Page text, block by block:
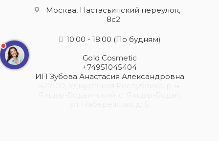
Москва, Настасьинский переулок,
8с2
10:00 - 18:00 (По будням)
Gold Cosmetic
+74951045404
ИП Зубова Анастасия Александровна